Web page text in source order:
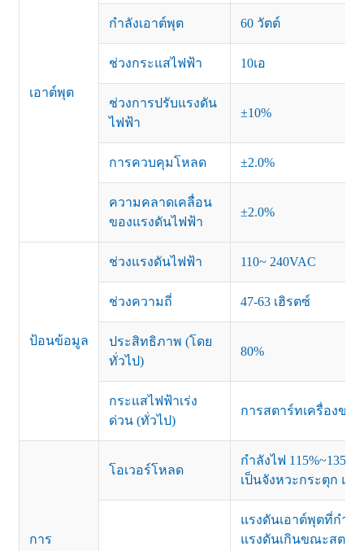
เอาต์พุต
กำลังเอาต์พุต 60 วัตต์
ช่วงกระแสไฟฟ้า 10เอ
ช่วงการปรับแรงดัน
ไฟฟ้า
±10%
การควบคุมโหลด ±2.0%
ความคลาดเคลื่อน
ของแรงดันไฟฟ้า
±2.0%
ป้อนข้อมูล
ช่วงแรงดันไฟฟ้า 110~ 240VAC
ช่วงความถี่ 47-63 เฮิรตซ์
ประสิทธิภาพ (โดย
ทั่วไป)
80%
กระแสไฟฟ้าเร่ง
ด่วน (ทั่วไป)
การสตาร์ทเครื่องขณะ
การ
โอเวอร์โหลด
กำลังไฟ
เป็นจังหวะกระตุก แ
แรงดันเอาต์พุตที่กำห
แรงดันเกินขณะสตาร์